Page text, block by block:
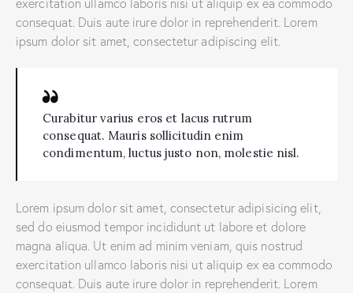
consequat. Duis aute irure dolor in reprehenderit. Lorem
ipsum dolor sit amet, consectetur adipiscing elit.
Curabitur varius eros et lacus rutrum
consequat. Mauris sollicitudin enim
condimentum, luctus justo non, molestie nisl.
Lorem ipsum dolor sit amet, consectetur adipisicing elit,
sed do eiusmod tempor incididunt ut labore et dolore
magna aliqua. Ut enim ad minim veniam, quis nostrud
exercitation ullamco laboris nisi ut aliquip ex ea commodo
consequat. Duis aute irure dolor in reprehenderit. Lorem